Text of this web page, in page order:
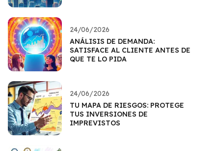
24/06/2026
ANÁLISIS DE DEMANDA:
SATISFACE AL CLIENTE ANTES DE
QUE TE LO PIDA
24/06/2026
TU MAPA DE RIESGOS: PROTEGE
TUS INVERSIONES DE
IMPREVISTOS